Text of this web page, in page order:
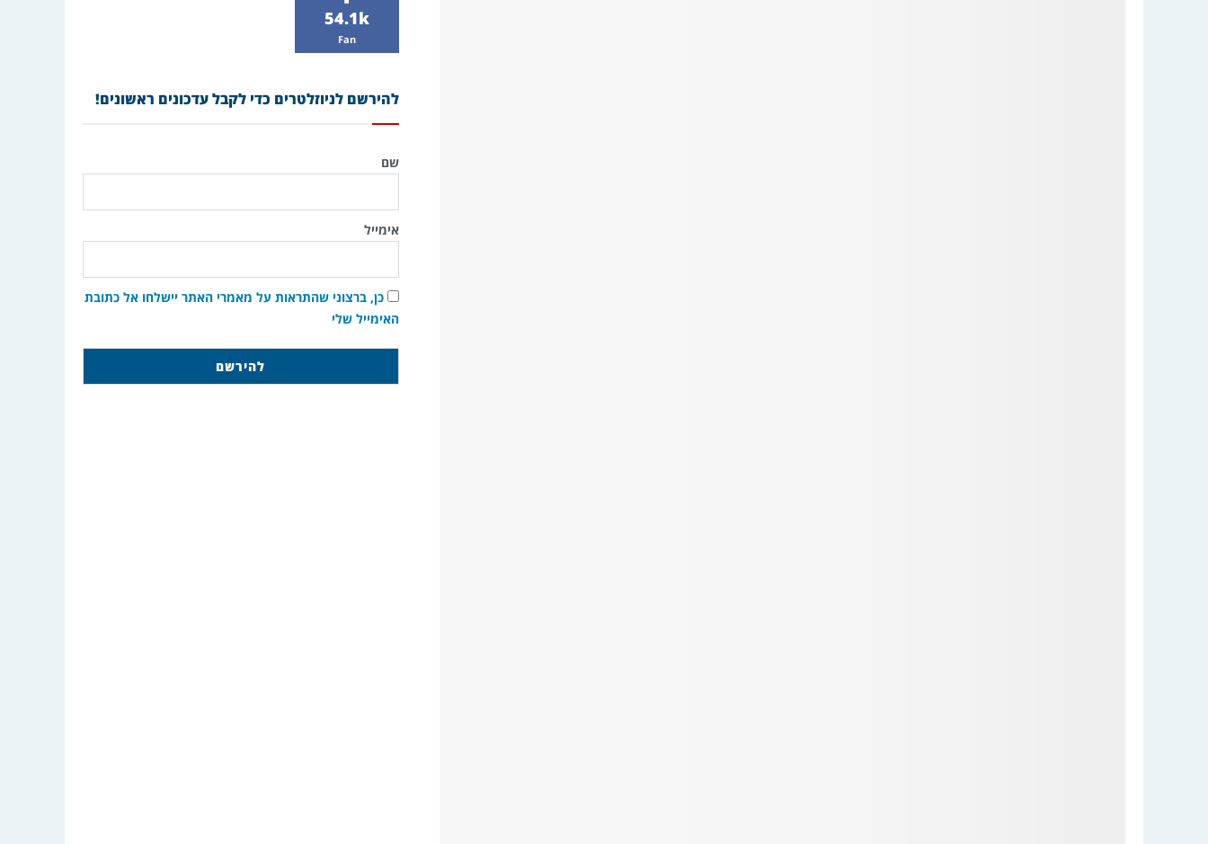
54.1k
Fan
להירשם לניוזלטרים כדי לקבל עדכונים ראשונים!
שם
אימייל
כן, ברצוני שהתראות על מאמרי האתר יישלחו אל כתובת
האימייל שלי